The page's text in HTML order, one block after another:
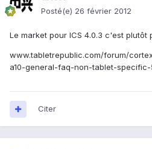
Posté(e) 26 février 2012
Le market pour ICS 4.0.3 c'est plutôt
www.tabletrepublic.com/forum/
a10-general-faq-non-tablet-specific-
Citer